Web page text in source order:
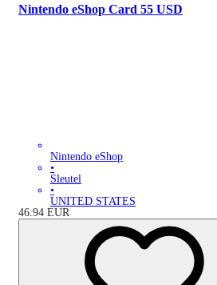
Nintendo eShop Card 55 USD
Nintendo eShop
•
Sleutel
•
UNITED STATES
46.94 EUR